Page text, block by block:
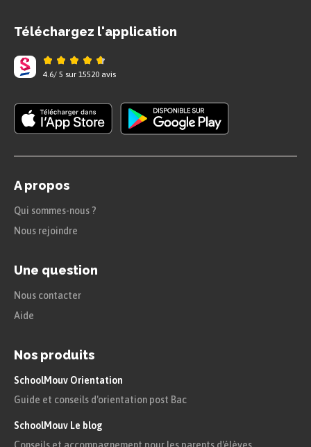
Téléchargez l'application
4.6/ 5 sur 15520 avis
A propos
Qui sommes-nous ?
Nous rejoindre
Une question
Nous contacter
Aide
Nos produits
SchoolMouv Orientation
Guide et conseils d'orientation post Bac
SchoolMouv Le blog